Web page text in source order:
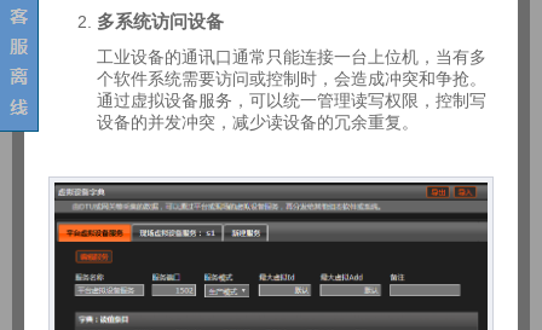
多系统访问设备
工业设备的通讯口通常只能连接一台上位机，当有多
个软件系统需要访问或控制时，会造成冲突和争抢。
通过虚拟设备服务，可以统一管理读写权限，控制写
设备的并发冲突，减少读设备的冗余重复。